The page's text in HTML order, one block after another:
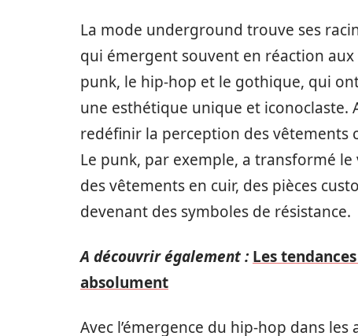
La mode underground trouve ses
qui émergent souvent en réaction
punk, le hip-hop et le gothique, qui
une esthétique unique et iconoclaste.
redéfinir la perception des vêtements
Le punk, par exemple, a transformé
des vêtements en cuir, des pièces
devenant des symboles de résistance.
A découvrir également : Les
absolument
Avec l’émergence du hip-hop dans